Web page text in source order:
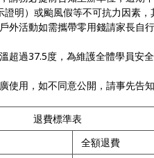
明）或颱風假等不可抗力因素，
外活動如需攜帶零用錢請家長自
超過37.5度，為維護全體學員安
使用，如不同意公開，請事先告
退費標準表
全額退費